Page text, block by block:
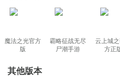
1、高清3D的美丽图形和声音，带
2、超越对手赢得胜利，完成惊心
3、丰富的关卡、模式以及不同的赛
魔法之光官方
版
霸略征战无尽
尸潮手游
云上城
方正
其他版本